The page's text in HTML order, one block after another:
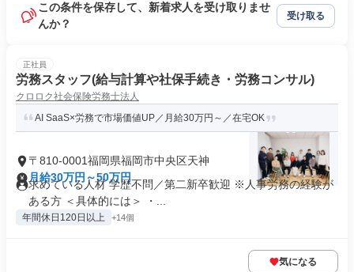
この条件を保存して、新着求人を受け取りませ
んか？
受け取る
正社員
労務スタッフ(給与計算や社保手続き・労務コンサル)
クロロク社会保険労務士法人
AI SaaS×労務で市場価値UP／月給30万円～／在宅OK
〒810-0001福岡県福岡市中央区天神
月給30万円～50万円
求めている人材 学歴不問／第二新卒歓迎 ※人事労務の経験が
ある方 ＜具体的には＞ ・...
年間休日120日以上 +14個
気になる